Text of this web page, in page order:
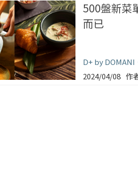
500盤新菜
而已
D+ by DOMANI
2024/04/08